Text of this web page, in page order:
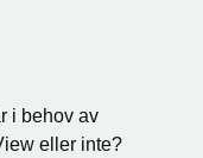
i behov av
eller inte?